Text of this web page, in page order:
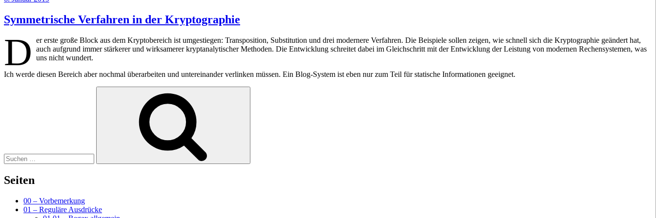
Symmetrische Verfahren in der Kryptographie
D
er erste große Block aus dem Kryptobereich ist umgestiegen: Transposition, Substitution und drei modernere Verfahren. Die Beispiele sollen zeigen, wie schnell sich die Kryptographie geändert hat,
auch aufgrund immer stärkerer und wirksamerer kryptanalytischer Methoden. Die Entwicklung schreitet dabei im Gleichschritt mit der Entwicklung der Leistung von modernen Rechensystemen, was
uns nicht wundert.
Ich werde diesen Bereich aber nochmal überarbeiten und untereinander verlinken müssen. Ein Blog-System ist eben nur zum Teil für statische Informationen geeignet.
Seiten
00 – Vorbemerkung
01 – Reguläre Ausdrücke